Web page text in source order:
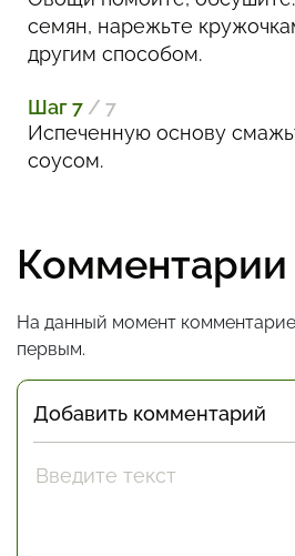
семян, нарежьте
другим способом.
Шаг 7 / 7
Испеченную основу
соусом.
Комментарии
На данный момент
первым.
Добавить комментарий